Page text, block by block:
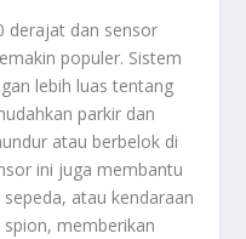
derajat dan sensor
populer. Sistem
lebih luas tentang
parkir dan
atau berbelok di
ini juga membantu
atau kendaraan
memberikan